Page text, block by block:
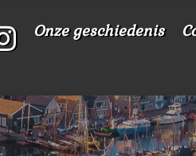
Onze geschiedenis